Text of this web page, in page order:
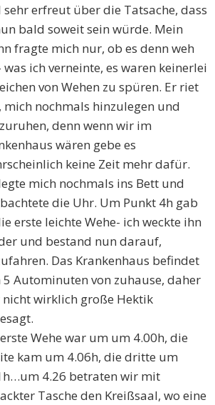
sehr erfreut über die Tatsache, dass
bald soweit sein würde. Mein
fragte mich nur, ob es denn weh
was ich verneinte, es waren keinerlei
von Wehen zu spüren. Er riet
mich nochmals hinzulegen und
denn wenn wir im
wären gebe es
keine Zeit mehr dafür.
mich nochmals ins Bett und
die Uhr. Um Punkt 4h gab
erste leichte Wehe- ich weckte ihn
und bestand nun darauf,
Das Krankenhaus befindet
5 Autominuten von zuhause, daher
nicht wirklich große Hektik
Wehe war um um 4.00h, die
kam um 4.06h, die dritte um
4.26 betraten wir mit
Tasche den Kreißsaal, wo eine